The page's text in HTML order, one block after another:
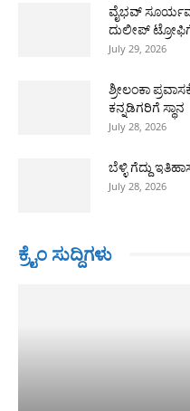
ವೈಭವ್
ದುಲೀಪ್
July 29, 2026
ಶ್ರೀಲಂಕಾ
ಕನ್ನಡಿಗರಿಗೆ ಸ್ಥಾನ
July 28, 2026
ಬೆಳ್ಳಿ ಗೆದ್ದು
July 28, 2026
ಕ್ರೈಂ ಸುದ್ದಿಗಳು